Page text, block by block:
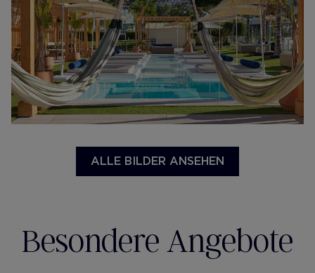
ALLE BILDER ANSEHEN
Besondere Angebote